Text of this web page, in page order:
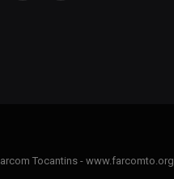
Tocantins - www.farcomto.org